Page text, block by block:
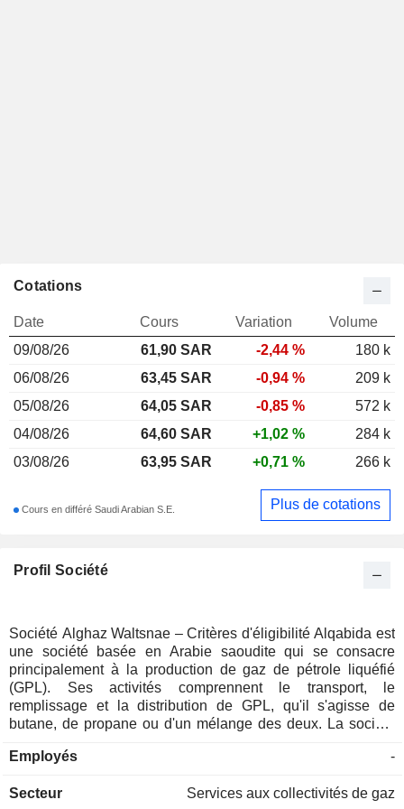
Profil Société
Société Alghaz Waltsnae – Critères d'éligibilité Alqabida est
une société basée en Arabie saoudite qui se consacre
principalement à la production de gaz de pétrole liquéfié
(GPL). Ses activités comprennent le transport, le
remplissage et la distribution de GPL, qu'il s'agisse de
butane, de propane ou d'un mélange des deux. La société
citernes vides, des pièces de rechange et du matériel de
exerce des activités de fabrication, de distribution et de
Employés -
Secteur Services aux collectivités de gaz
Cotations
Date Cours Variation
Volume
09/08/26
61,90 SAR -2,44 %
180 k
06/08/26
63,45 SAR -0,94 %
209 k
05/08/26
64,05 SAR -0,85 %
572 k
04/08/26
64,60 SAR +1,02 %
284 k
03/08/26
63,95 SAR +0,71 % 266 k
Cours en différé Saudi Arabian S.E. Plus de cotations